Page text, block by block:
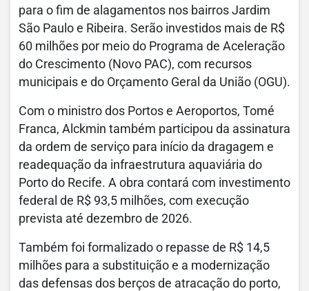
para o fim de alagamentos nos bairros Jardim
São Paulo e Ribeira. Serão investidos mais de R$
60 milhões por meio do Programa de Aceleração
do Crescimento (Novo PAC), com recursos
municipais e do Orçamento Geral da União (OGU).
Com o ministro dos Portos e Aeroportos, Tomé
Franca, Alckmin também participou da assinatura
da ordem de serviço para início da dragagem e
readequação da infraestrutura aquaviária do
Porto do Recife. A obra contará com investimento
federal de R$ 93,5 milhões, com execução
prevista até dezembro de 2026.
Também foi formalizado o repasse de R$ 14,5
milhões para a substituição e a modernização
das defensas dos berços de atracação do porto,